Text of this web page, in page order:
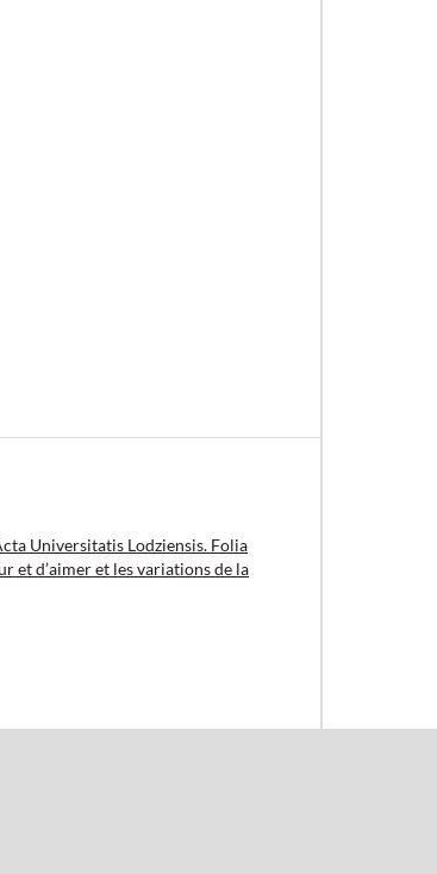
Universitatis Lodziensis. Folia
et d’aimer et les variations de la